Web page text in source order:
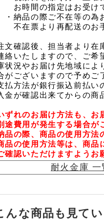
間の指定はお受けで
品の際ご不在等の為お
票より再配送のお手
文確認後、担当者より在
絡いたしますので、ご希
状況やお届け先地域によ
がございますので予めご
払方法が銀行振込前払い
金が確認出来てからの商
ずれのお届け方法も、お
費用が発生する場合が
品の際、商品の使用方法
の使用方法等は、商品
認いただけますようお
耐火金庫 一
んな商品も見て